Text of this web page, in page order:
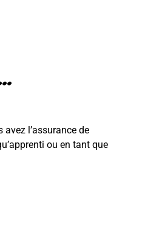
l’assurance de
ou en tant que